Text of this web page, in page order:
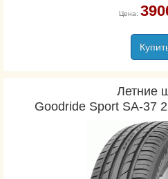
Sport
Цена:
Летние
Goodride Sport SA-37